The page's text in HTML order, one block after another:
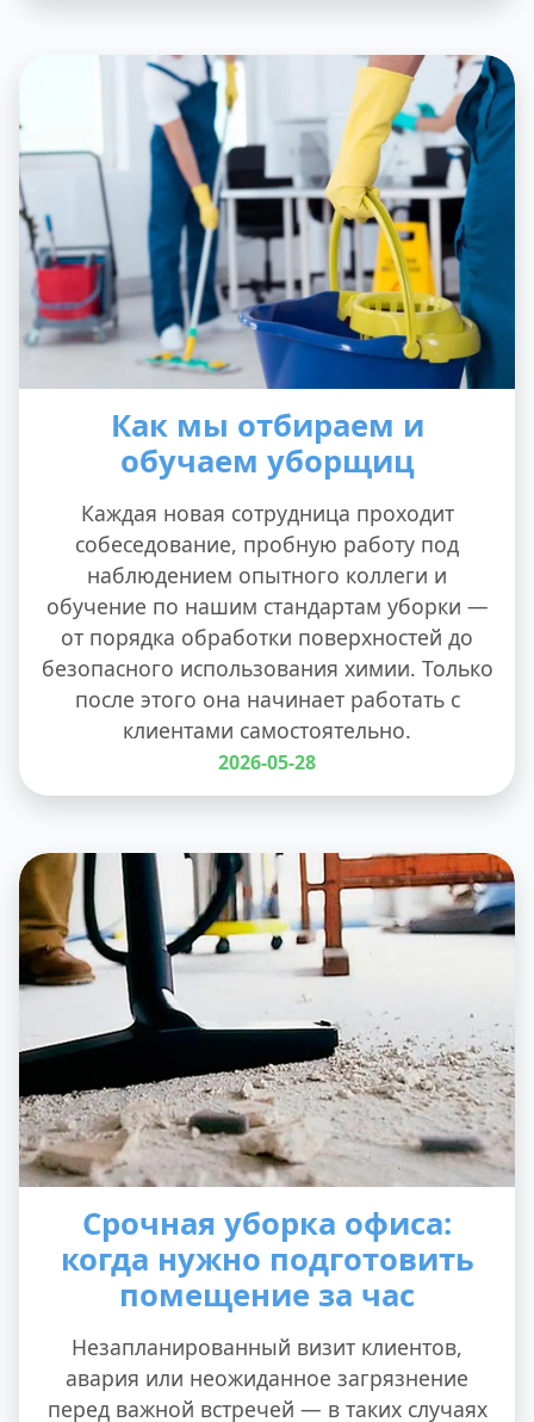
Как мы отбираем и
обучаем уборщиц
Каждая новая сотрудница проходит
собеседование, пробную работу под
наблюдением опытного коллеги и
обучение по нашим стандартам уборки —
от порядка обработки поверхностей до
безопасного использования химии. Только
после этого она начинает работать с
клиентами самостоятельно.
2026-05-28
Срочная уборка офиса:
когда нужно подготовить
помещение за час
Незапланированный визит клиентов,
авария или неожиданное загрязнение
перед важной встречей — в таких случаях